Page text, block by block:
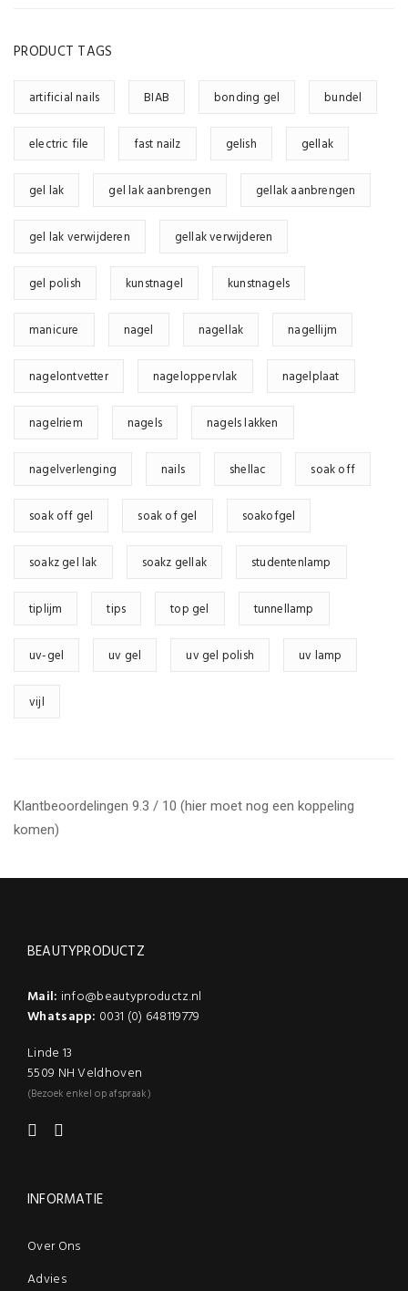
PRODUCT TAGS
artificial nails BIAB bonding gel bundel
electric file fast nailz gelish gellak
gel lak gel lak aanbrengen gellak aanbrengen
gel lak verwijderen gellak verwijderen
gel polish kunstnagel kunstnagels
manicure nagel nagellak nagellijm
nagelontvetter nageloppervlak nagelplaat
nagelriem nagels nagels lakken
nagelverlenging nails shellac soak off
soak off gel soak of gel soakofgel
soakz gel lak soakz gellak studentenlamp
tiplijm tips top gel tunnellamp
uv-gel uv gel uv gel polish uv lamp
vijl
Klantbeoordelingen 9.3 / 10 (hier moet nog een koppeling
komen)
BEAUTYPRODUCTZ
Mail: info@beautyproductz.nl
Whatsapp: 0031 (0) 648119779
Linde 13
5509 NH Veldhoven
(Bezoek enkel op afspraak)
INFORMATIE
Over Ons
Advies